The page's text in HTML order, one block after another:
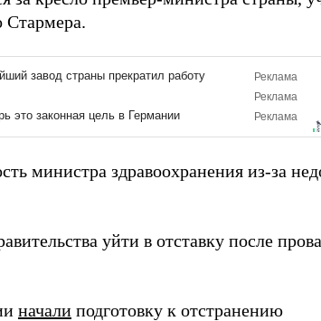
Стармера.
министра здравоохранения из-за
уйти в отставку после
начали подготовку к отстранению